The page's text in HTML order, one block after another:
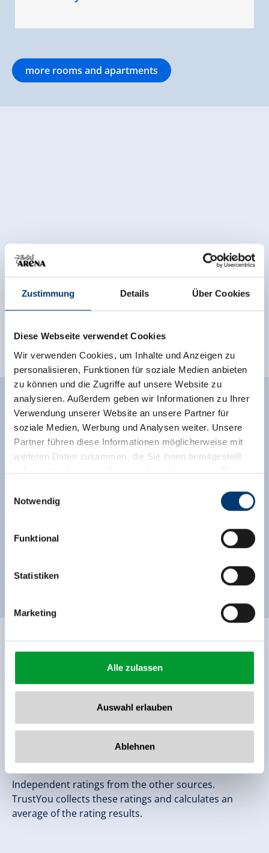
Zustimmung Details Über Cookies
Diese Webseite verwendet Cookies
Wir verwenden Cookies, um Inhalte und Anzeigen zu
personalisieren, Funktionen für soziale Medien anbieten
zu können und die Zugriffe auf unsere Website zu
analysieren. Außerdem geben wir Informationen zu Ihrer
Verwendung unserer Website an unsere Partner für
soziale Medien, Werbung und Analysen weiter. Unsere
Partner führen diese Informationen möglicherweise mit
weiteren Daten zusammen, die Sie ihnen bereitgestellt
haben oder die sie im Rahmen Ihrer Nutzung der Dienste
Rohr 23// A-6280 Zell am Ziller
www.zillertalarena.com
Notwendig
Funktional
Statistiken
Marketing
Alle zulassen
Auswahl erlauben
Ablehnen
more rooms and apartments
Facilities of Provider
🜉WiFi 🐈parking spot
See more facilities
Location
meadowlands
Ratings
Independent ratings from the other sources.
TrustYou collects these ratings and calculates an
average of the rating results.